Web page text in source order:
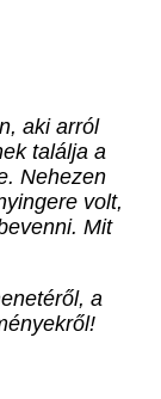
aki arról
találja a
Nehezen
volt,
Mit
a